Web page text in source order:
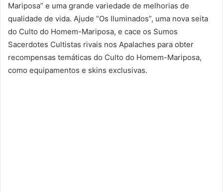
Mariposa” e uma grande variedade de melhorias de
qualidade de vida. Ajude “Os Iluminados”, uma nova seita
do Culto do Homem-Mariposa, e cace os Sumos
Sacerdotes Cultistas rivais nos Apalaches para obter
recompensas temáticas do Culto do Homem-Mariposa,
como equipamentos e skins exclusivas.